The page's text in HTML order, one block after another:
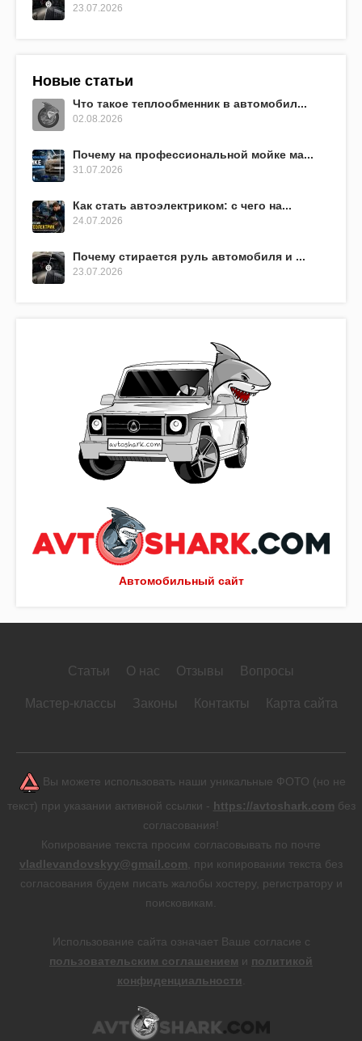
Автомобильный сайт
23.07.2026
Новые статьи
Что такое теплообменник в автомобил...
02.08.2026
Почему на профессиональной мойке ма...
31.07.2026
Как стать автоэлектриком: с чего на...
24.07.2026
Почему стирается руль автомобиля и ...
23.07.2026
Статьи О нас Отзывы Вопросы
Мастер-классы Законы Контакты Карта сайта
Вы можете использовать наши уникальные ФОТО (но не
текст) при указании активной ссылки - https://avtoshark.com без
согласования!
Копирование текста просим согласовывать по почте
vladlevandovskyy@gmail.com , при копировании текста без
согласования будем писать жалобы хостеру, регистратору и
поисковикам.
Использование сайта означает Ваше согласие с
пользовательским соглашением и политикой
конфиденциальности